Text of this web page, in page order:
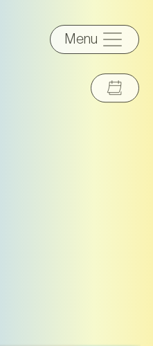
Menu